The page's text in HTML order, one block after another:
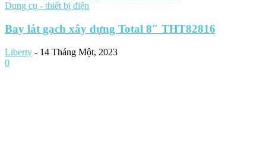
Dụng cụ - thiết bị điện
Bay lát gạch xây dựng Total 8″ THT82816
Liberty - 14 Tháng Một, 2023
0